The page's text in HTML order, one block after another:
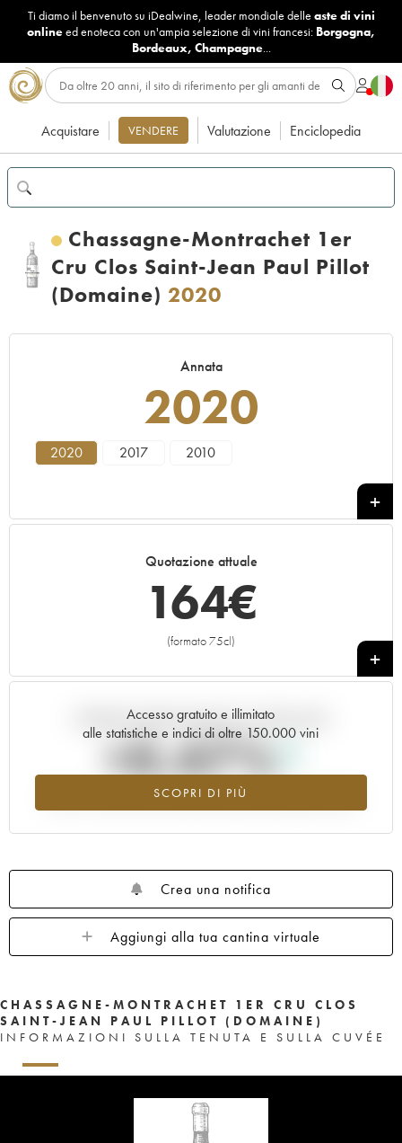
Ti diamo il benvenuto su iDealwine, leader mondiale delle aste di vini
onlineed enoteca con un'ampia selezione di vini francesi: Borgogna,
Bordeaux, Champagne...
Acquistare VENDERE Valutazione Enciclopedia
Chassagne-Montrachet 1er
Cru Clos Saint-Jean Paul Pillot
(Domaine) 2020
Annata
2020
2020 2017 2010
Quotazione attuale
164€
(formato 75cl)
+
Accesso gratuito e illimitato
alle statistiche e indici di oltre 150.000 vini
SCOPRI DI PIÙ
Andamento della quotazione in tempo reale
+0.47%
Valore in aumento per l'annata 2020 nel 2026 rispetto al 2025
Crea una notifica
Aggiungi alla tua cantina virtuale
CHASSAGNE-MONTRACHET 1ER CRU CLOS
SAINT-JEAN PAUL PILLOT (DOMAINE)
INFORMAZIONI SULLA TENUTA E SULLA CUVÉE